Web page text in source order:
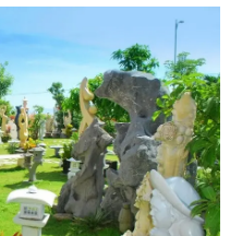
những tinh hoa của triều
Nam. Ghé thăm Đại Nội,
vua chúa Nguyễn hay thả